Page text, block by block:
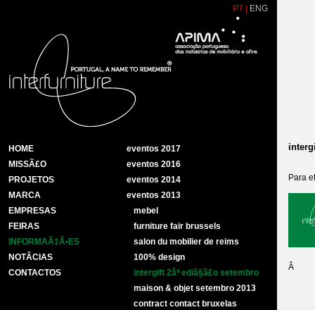
PT ENG
HOME
MISSÃ£O
PROJETOS
MARCA
EMPRESAS
FEIRAS
INFORMAÃ‡Ã•ES
NOTÃ­CIAS
CONTACTOS
eventos 2017
eventos 2016
eventos 2014
eventos 2013
mebel
furniture fair brussels
salon du mobilier de reims
100% design
intergift 2âª ediã§ã£o setembro
maison & objet setembro 2013
contract contact bruxelas
Para
Â